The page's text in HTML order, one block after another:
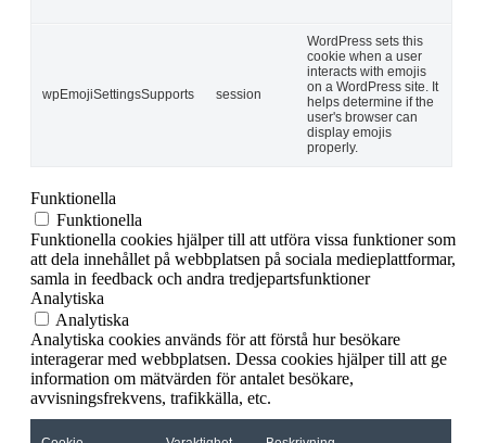
wpEmojiSettingsSupports session
WordPress sets this
cookie when a user
interacts with emojis
on a WordPress site. It
helps determine if the
user's browser can
display emojis
properly.
Funktionella
Funktionella
Funktionella cookies hjälper till att utföra vissa funktioner som
att dela innehållet på webbplatsen på sociala medieplattformar,
samla in feedback och andra tredjepartsfunktioner
Analytiska
Analytiska
Analytiska cookies används för att förstå hur besökare
interagerar med webbplatsen. Dessa cookies hjälper till att ge
information om mätvärden för antalet besökare,
avvisningsfrekvens, trafikkälla, etc.